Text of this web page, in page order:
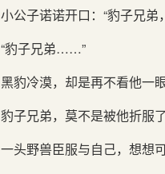
小公子诺诺开口：“豹子兄弟
“豹子兄弟……”
黑豹冷漠，却是再不看他一
豹子兄弟，莫不是被他折服了
一头野兽臣服与自己，想想